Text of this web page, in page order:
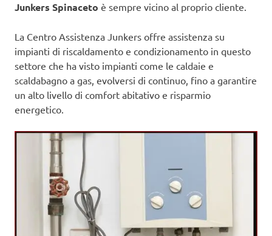
Junkers Spinaceto è sempre vicino al proprio cliente.
La Centro Assistenza Junkers offre assistenza su
impianti di riscaldamento e condizionamento in questo
settore che ha visto impianti come le caldaie e
scaldabagno a gas, evolversi di continuo, fino a garantire
un alto livello di comfort abitativo e risparmio
energetico.